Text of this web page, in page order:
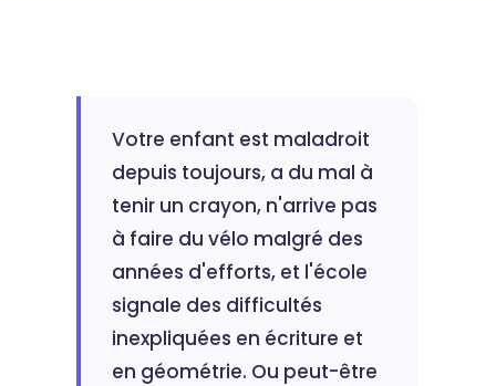
Votre enfant est maladroit
depuis toujours, a du mal à
tenir un crayon, n'arrive pas
à faire du vélo malgré des
années d'efforts, et l'école
signale des difficultés
inexpliquées en écriture et
en géométrie. Ou peut-être